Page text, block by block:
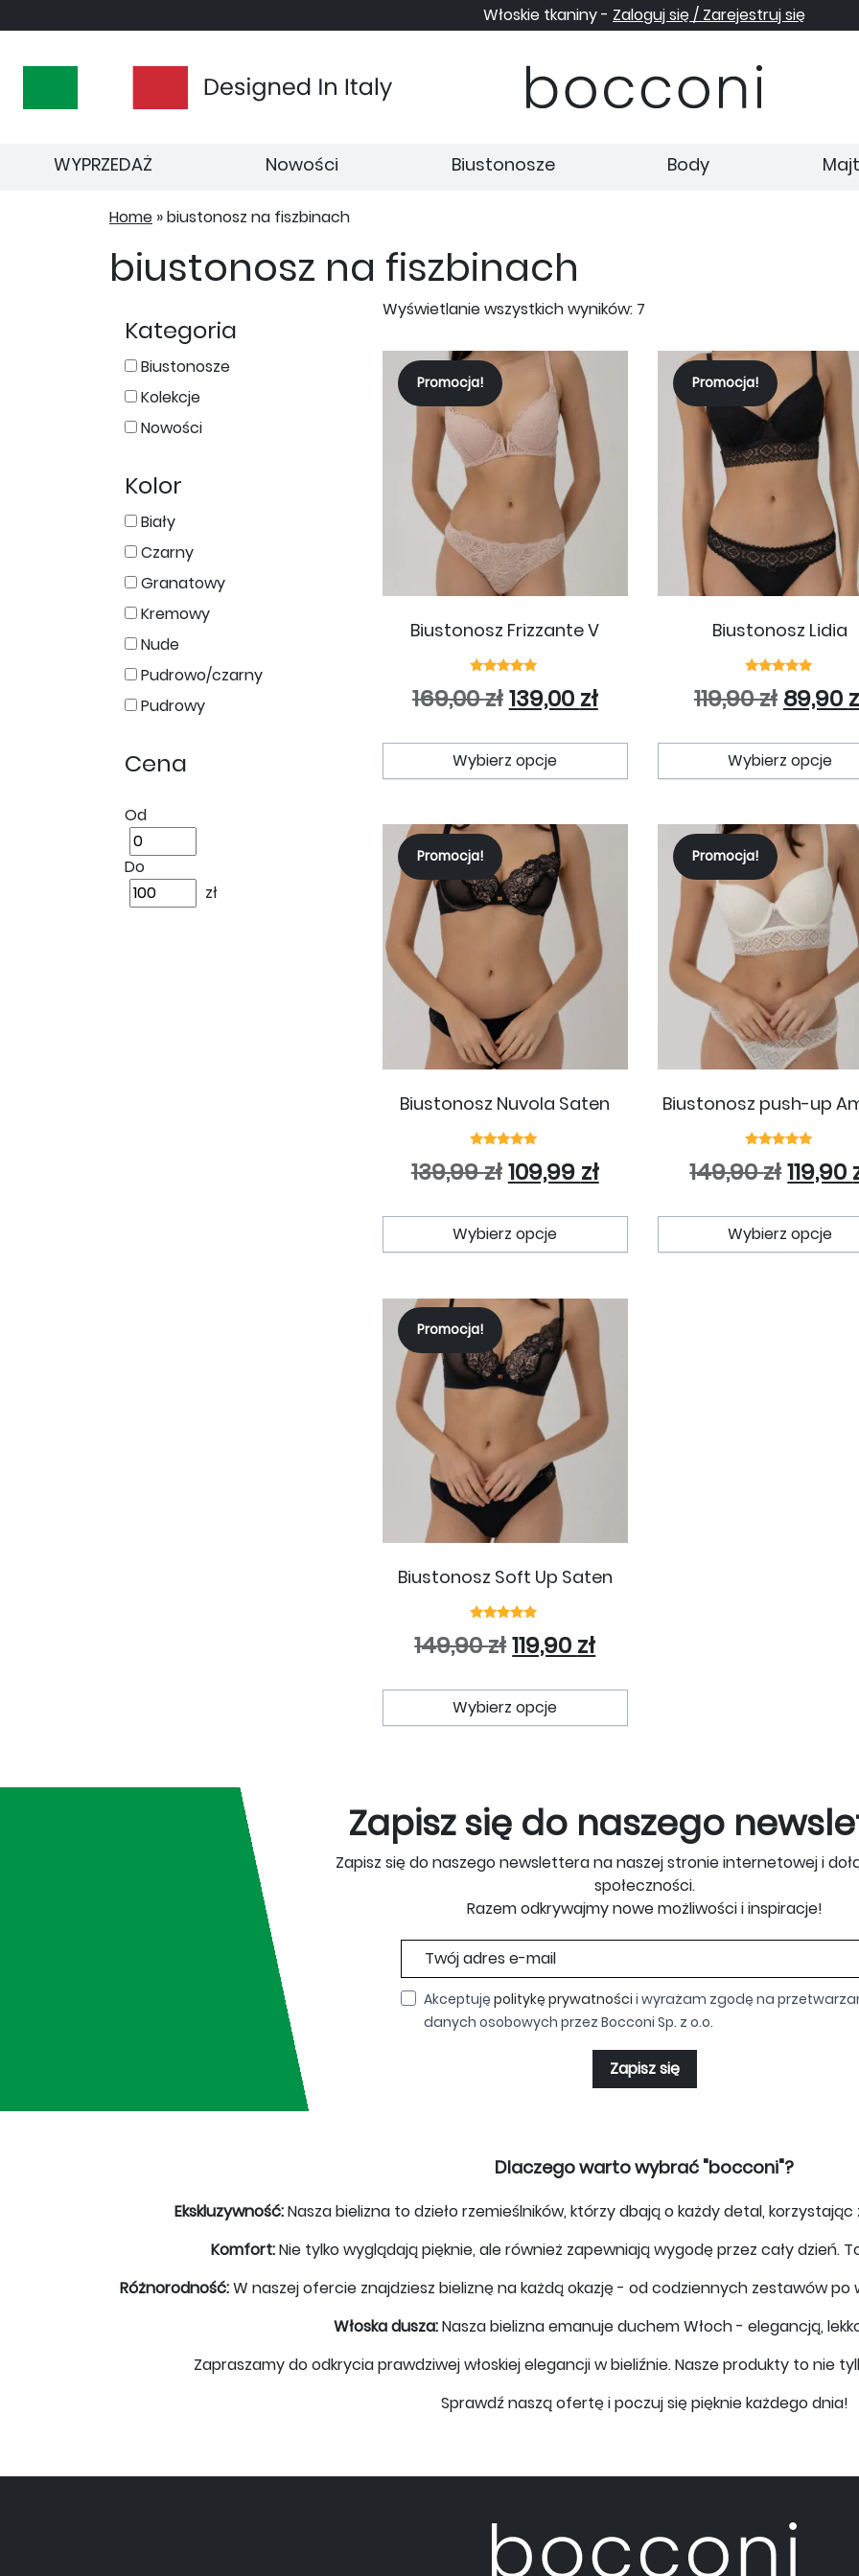
Włoskie tkaniny - Zaloguj się / Zarejestruj się
WYPRZEDAŻ Nowości Biustonosze Body
Home »biustonosz na fiszbinach
biustonosz na fiszbinach
Wyświetlanie wszystkich wyników: 7
Promocja!
Biustonosz Frizzante V
5.00
na 5
169,00złPierwotna cena wynosiła: 169,00
139,00 złAktualna cena wynosi:
Wybierz opcje
Ten produkt ma wiele
Promocja!
Biustonosz Lidia
5.00
na 5
119,90zł 89,90
Wybierz opcje
Promocja!
Biustonosz Nuvola Saten
5.00
na 5
139,99złPierwotna cena wynosiła: 139,99
109,99 złAktualna cena wynosi:
Wybierz opcje
Ten produkt ma wiele
Promocja!
Biustonosz push-up
5.00
na 5
149,90zł119,90
Wybierz opcje
Promocja!
Biustonosz Soft Up Saten
5.00
na 5
149,90złPierwotna cena wynosiła:
119,90 złAktualna cena wynosi:
Wybierz opcje
Ten produkt ma wiele
Kategoria
Biustonosze
Kolekcje
Nowości
Kolor
Biały
Czarny
Granatowy
Kremowy
Nude
Pudrowo/czarny
Pudrowy
Cena
Od
Do
zł
Zapisz się do naszego
Zapisz się do naszego newslettera na naszej stronie internetowej i
społeczności.
Razem odkrywajmy nowe możliwości i inspiracje!
Akceptuję politykę prywatności i wyrażam zgodę na
danych osobowych przez Bocconi Sp. z o.o.
Zapisz się
Dlaczego warto wybrać "bocconi"?
Ekskluzywność:Nasza bielizna to dzieło rzemieślników, którzy dbają o każdy detal,
Komfort:Nie tylko wyglądają pięknie, ale również zapewniają wygodę przez cały dzień.
Różnorodność:W naszej ofercie znajdziesz bieliznę na każdą okazję - od codziennych zestawów
Włoska dusza:Nasza bielizna emanuje duchem Włoch - elegancją,
Zapraszamy do odkrycia prawdziwej włoskiej elegancji w bieliźnie. Nasze produkty to nie
Sprawdź naszą ofertę i poczuj się pięknie każdego dnia!